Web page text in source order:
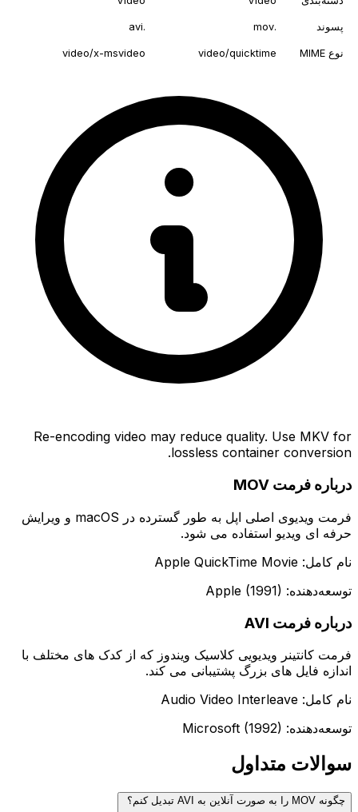
پسوند .mov
.avi
نوع MIME video/quicktime
video/x-msvideo
Re-encoding video may reduce quality. Use MKV for
lossless container conversion.
درباره فرمت MOV
فرمت ویدیوی اصلی اپل به طور گسترده در macOS و ویرایش
حرفه ای ویدیو استفاده می شود.
نام کامل: Apple QuickTime Movie
توسعه‌دهنده: Apple (1991)
درباره فرمت AVI
فرمت کانتینر ویدیویی کلاسیک ویندوز که از کدک های مختلف با
اندازه فایل های بزرگ پشتیبانی می کند.
نام کامل: Audio Video Interleave
توسعه‌دهنده: Microsoft (1992)
سوالات متداول
چگونه MOV را به صورت آنلاین به AVI تبدیل کنم؟